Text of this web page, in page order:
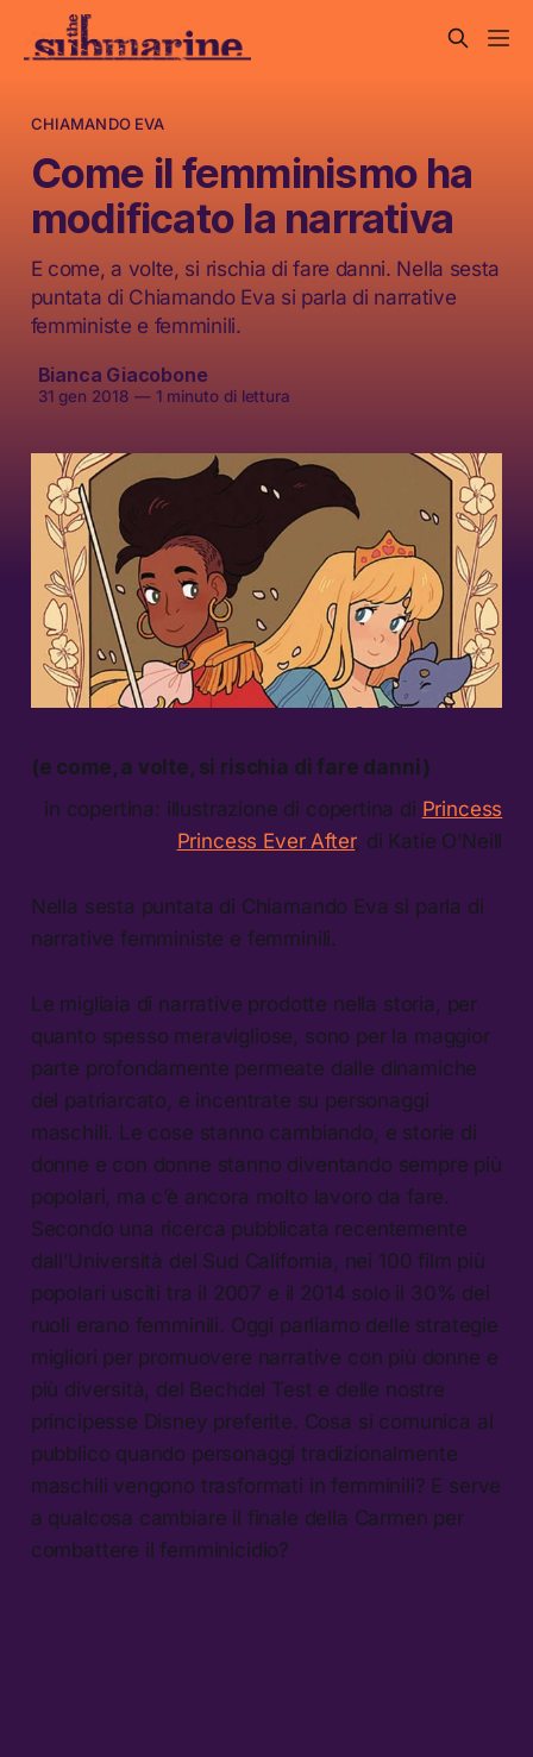
CHIAMANDO EVA
Come il femminismo ha
modificato la narrativa
E come, a volte, si rischia di fare danni. Nella sesta
puntata di Chiamando Eva si parla di narrative
femministe e femminili.
Bianca Giacobone
31 gen 2018 —1 minuto di lettura
(e come, a volte, si rischia di fare danni)
in copertina: illustrazione di copertina di Princess
Princess Ever After, di Katie O’Neill
Nella sesta puntata di Chiamando Eva si parla di
narrative femministe e femminili.
Le migliaia di narrative prodotte nella storia, per
quanto spesso meravigliose, sono per la maggior
parte profondamente permeate dalle dinamiche
del patriarcato, e incentrate su personaggi
maschili. Le cose stanno cambiando, e storie di
donne e con donne stanno diventando sempre più
popolari, ma c’è ancora molto lavoro da fare.
Secondo una ricerca pubblicata recentemente
dall’Università del Sud California, nei 100 film più
popolari usciti tra il 2007 e il 2014 solo il 30% dei
ruoli erano femminili. Oggi parliamo delle strategie
migliori per promuovere narrative con più donne e
più diversità, del Bechdel Test e delle nostre
principesse Disney preferite. Cosa si comunica al
pubblico quando personaggi tradizionalmente
maschili vengono trasformati in femminili? E serve
a qualcosa cambiare il finale della Carmen per
combattere il femminicidio?